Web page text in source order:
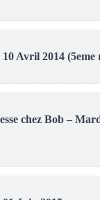
Avril 2014 (5eme
chez Bob –